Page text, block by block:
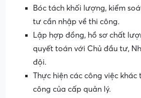
Bóc tách khối lượng, kiểm
tư cần nhập về thi công.
Lập hợp đồng, hồ sơ chất
quyết toán với Chủ đầu tư,
đội.
Thực hiện các công việc khác
công của cấp quản lý.